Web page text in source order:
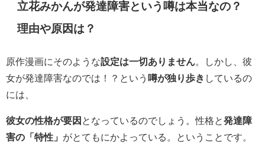
立花みかんが発達障害という噂は本当なの？
理由や原因は？
原作漫画にそのような設定は一切ありません 。しかし、彼
女が発達障害なのでは！？という 噂が独り歩き しているの
には、
彼女の性格が要因 となっているのでしょう。性格と発達障
害の「特性」 がとてもにかよっている。ということです。